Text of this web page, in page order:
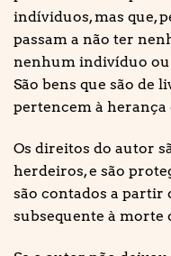
indíviduos, mas que,
passam a não ter
nenhum indivíduo ou
São bens que são de
pertencem à
Os direitos do autor
herdeiros, e são
são contados a partir
subsequente à morte